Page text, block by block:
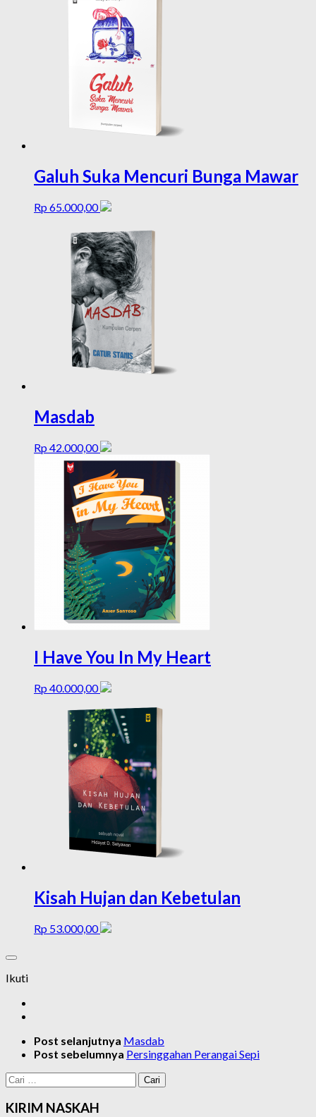
Galuh Suka Mencuri Bunga Mawar
Rp 65.000,00
Masdab
Rp 42.000,00
I Have You In My Heart
Rp 40.000,00
Kisah Hujan dan Kebetulan
Rp 53.000,00
Ikuti
Post selanjutnya Masdab
Post sebelumnya Persinggahan Perangai Sepi
Cari
untuk:
KIRIM NASKAH